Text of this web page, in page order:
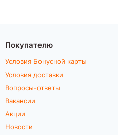
Покупателю
Условия Бонусной карты
Условия доставки
Вопросы-ответы
Вакансии
Акции
Новости